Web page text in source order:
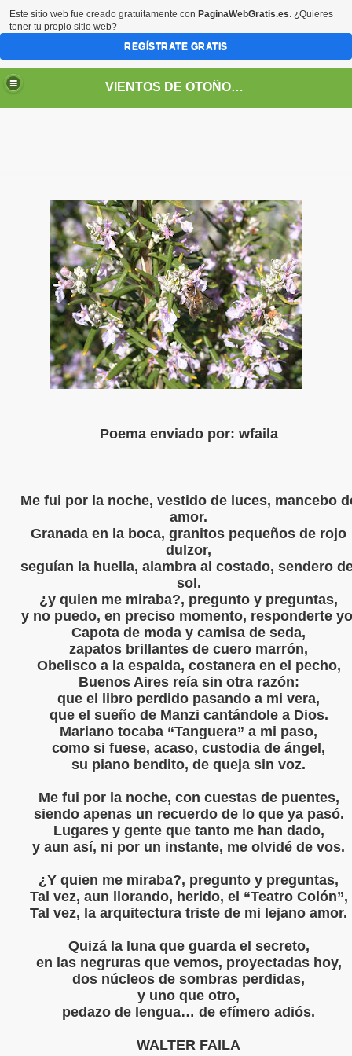
VIENTOS DE OTOÑO POR FANNY JEM WONG
Poema enviado por: wfaila
Me fui por la noche, vestido de luces, mancebo
amor.
Granada en la boca, granitos pequeños de rojo
dulzor,
seguían la huella, alambra al costado, sendero
sol.
¿y quien me miraba?, pregunto y preguntas,
y no puedo, en preciso momento, responderte
Capota de moda y camisa de seda,
zapatos brillantes de cuero marrón,
Obelisco a la espalda, costanera en el pecho,
Buenos Aires reía sin otra razón:
que el libro perdido pasando a mi vera,
que el sueño de Manzi cantándole a Dios.
Mariano tocaba “Tanguera” a mi paso,
como si fuese, acaso, custodia de ángel,
su piano bendito, de queja sin voz.
Me fui por la noche, con cuestas de puentes,
siendo apenas un recuerdo de lo que ya pasó.
Lugares y gente que tanto me han dado,
y aun así, ni por un instante, me olvidé de vos.
¿Y quien me miraba?, pregunto y preguntas,
Tal vez, aun llorando, herido, el “Teatro Colón”,
Tal vez, la arquitectura triste de mi lejano amor.
Quizá la luna que guarda el secreto,
en las negruras que vemos, proyectadas hoy,
dos núcleos de sombras perdidas,
y uno que otro,
pedazo de lengua… de efímero adiós.
WALTER FAILA
-EDUCACIÓN -UNIVERSIDADES- ARTE-
LIBRES
:La amo...compañero
:Silencios de Amor (Inocente Pecado)
Aldeas de los diablos"
:Mujer y Hembra
Una Mujer sola
:"Complejidad"
el Sol del Firmamento"
"NUESTRA GUERRA"
:"Hoy solo quiero caminar"
terraplén, el agua y la luna
:"Amor de romero herido"
Este sitio web fue creado gratuitamente con PaginaWebGratis.es. ¿Quieres
tener tu propio sitio web?
REGÍSTRATE GRATIS